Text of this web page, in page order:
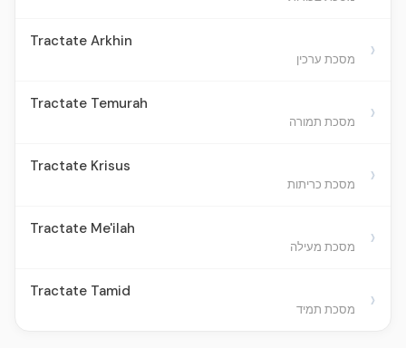
Tractate Arkhin
מסכת ערכין ›
Tractate Temurah
מסכת תמורה ›
Tractate Krisus
מסכת כריתות ›
Tractate Me'ilah
מסכת מעילה ›
Tractate Tamid
מסכת תמיד ›